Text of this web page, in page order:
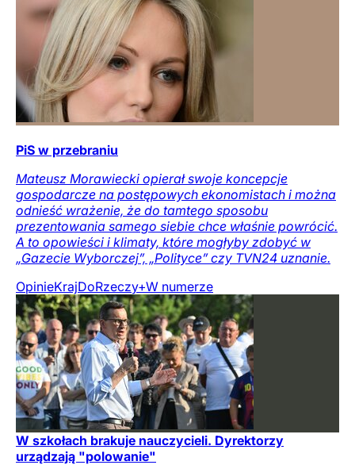
PiS w przebraniu
Mateusz Morawiecki opierał swoje koncepcje
gospodarcze na postępowych ekonomistach i można
odnieść wrażenie, że do tamtego sposobu
prezentowania samego siebie chce właśnie powrócić.
A to opowieści i klimaty, które mogłyby zdobyć w
„Gazecie Wyborczej”, „Polityce” czy TVN24 uznanie.
OpinieKrajDoRzeczy+W numerze
W szkołach brakuje nauczycieli. Dyrektorzy
urządzają "polowanie"